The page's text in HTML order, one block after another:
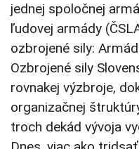
jednej spoločnej
ľudovej armády
ozbrojené sily:
Ozbrojené sily
rovnakej výzbroje,
organizačnej
troch dekád vývoja